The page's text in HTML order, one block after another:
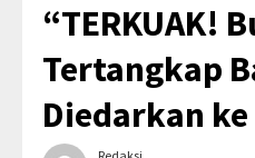
“TERKUAK!
Tertangkap
Diedarkan